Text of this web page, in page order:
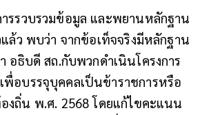
รรวบรวมข้อมูล และพยานหลักฐาน
แล้ว พบว่า จากข้อเท็จจริงมีหลักฐาน
อธิบดี สถ.กับพวกดำเนินโครงการ
อบรรจุบุคคลเป็นข้าราชการหรือ
งถิ่น พ.ศ. 2568 โดยแก้ไขคะแนน